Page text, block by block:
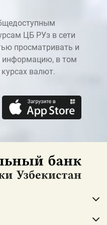
ЦБ РУз в сети
просматривать и
информацию, в том
валют.